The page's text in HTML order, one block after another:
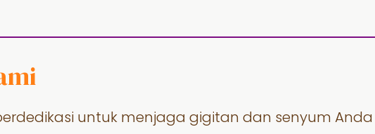
untuk menjaga gigitan dan senyum